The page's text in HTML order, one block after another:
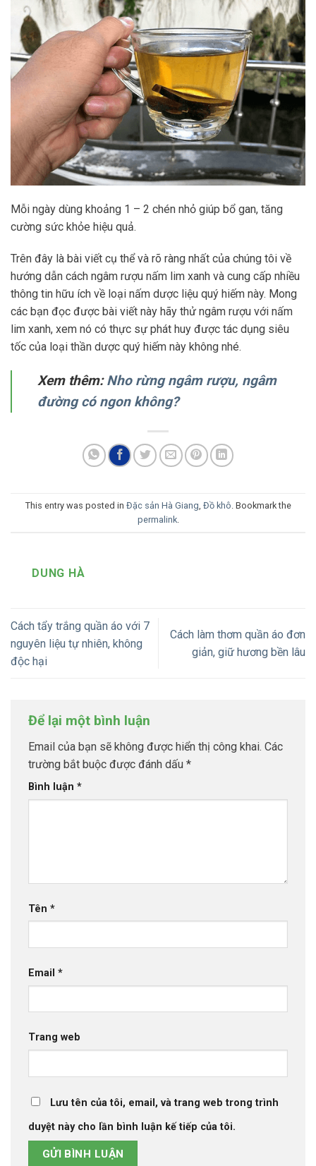
Mỗi ngày dùng khoảng 1 – 2 chén nhỏ giúp bổ gan, tăng
cường sức khỏe hiệu quả.
Trên đây là bài viết cụ thể và rõ ràng nhất của chúng tôi về
hướng dẫn cách ngâm rượu nấm lim xanh và cung cấp nhiều
thông tin hữu ích về loại nấm dược liệu quý hiếm này. Mong
các bạn đọc được bài viết này hãy thử ngâm rượu với nấm
lim xanh, xem nó có thực sự phát huy được tác dụng siêu
tốc của loại thần dược quý hiếm này không nhé.
Xem thêm:Nho rừng ngâm rượu, ngâm
đường có ngon không?
This entry was posted in Đặc sản Hà Giang Đồ khô . Bookmark the
permalink.
DUNG HÀ
Cách tẩy trắng quần áo với 7
nguyên liệu tự nhiên, không
độc hại
Cách làm thơm quần áo đơn
giản, giữ hương bền lâu
Để lại một bình luận
Email của bạn sẽ không được hiển thị công khai. Các
trường bắt buộc được đánh dấu *
Bình luận *
Tên *
Email *
Trang web
Lưu tên của tôi, email, và trang web trong trình
duyệt này cho lần bình luận kế tiếp của tôi.